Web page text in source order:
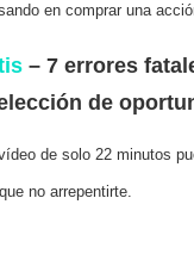
en comprar una
– 7 errores
de
de solo 22 minutos
no arrepentirte.